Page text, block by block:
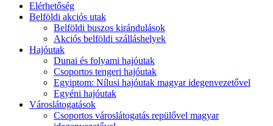
Elérhetőség
Belföldi akciós utak
Belföldi buszos kirándulások
Akciós belföldi szálláshelyek
Hajóutak
Dunai és folyami hajóutak
Csoportos tengeri hajóutak
Egyiptom: Nílusi hajóutak magyar idegenvezetővel
Egyéni hajóutak
Városlátogatások
Csoportos városlátogatás repülővel magyar